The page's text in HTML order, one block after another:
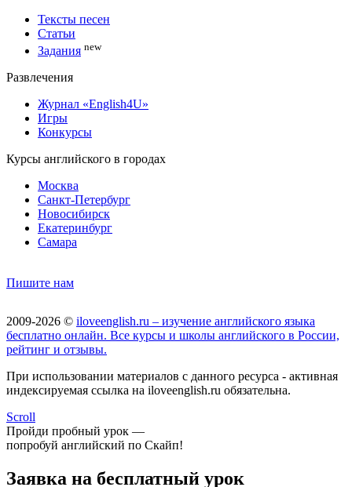
Тексты песен
Статьи
Задания new
Развлечения
Журнал «English4U»
Игры
Конкурсы
Курсы английского в городах
Москва
Санкт-Петербург
Новосибирск
Екатеринбург
Самара
Пишите нам
2009-2026 © iloveenglish.ru – изучение английского языка
бесплатно онлайн. Все курсы и школы английского в России,
рейтинг и отзывы.
При использовании материалов с данного ресурса - активная
индексируемая ссылка на iloveenglish.ru обязательна.
Scroll
Пройди пробный урок —
попробуй английский по Скайп!
Заявка на бесплатный урок